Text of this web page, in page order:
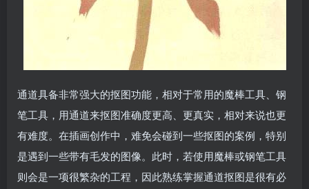
通道具备非常强大的抠图功能，相对于常用的魔棒工具、钢
笔工具，用通道来抠图准确度更高、更真实，相对来说也更
有难度。在插画创作中，难免会碰到一些抠图的案例，特别
是遇到一些带有毛发的图像。此时，若使用魔棒或钢笔工具
则会是一项很繁杂的工程，因此熟练掌握通道抠图是很有必